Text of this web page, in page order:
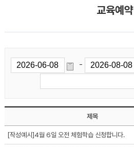
교육예약
-
제목
[작성예시]4월 6일 오전 체험학습 신청합니다.